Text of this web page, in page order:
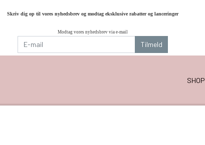
Skriv dig op til vores nyhedsbrev og modtag eksklusive rabatter og lanceringer
Modtag vores nyhedsbrev via e-mail
Tilmeld
SHOP